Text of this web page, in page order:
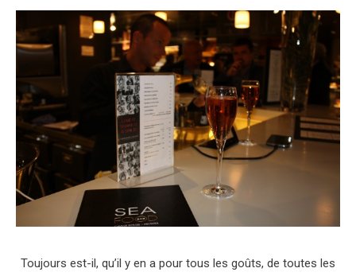
Toujours est-il, qu’il y en a pour tous les goûts, de toutes les